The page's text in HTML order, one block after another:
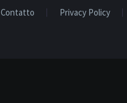
Contatto Privacy Policy